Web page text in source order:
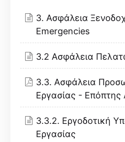
3. Ασφάλεια
Emergencies
3.2 Ασφάλεια
3.3. Ασφάλεια
Εργασίας - Επόπτης
3.3.2. Εργοδοτική
Εργασίας